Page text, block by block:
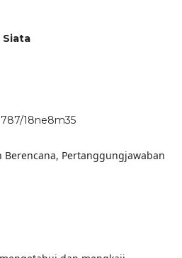
Siata
18ne8m35
Berencana, Pertanggungjawaban